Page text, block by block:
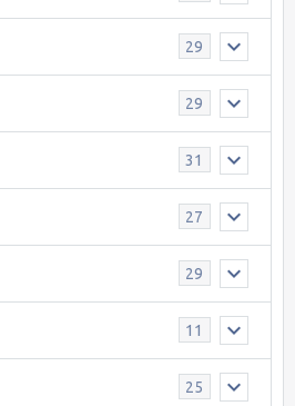
29
29
31
27
29
11
25